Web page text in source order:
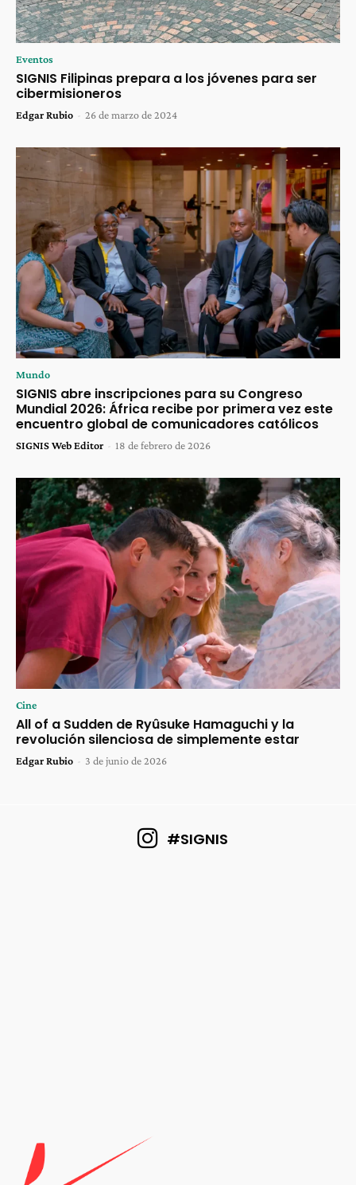
Eventos
SIGNIS Filipinas prepara a los jóvenes para ser
cibermisioneros
Edgar Rubio - 26 de marzo de 2024
Mundo
SIGNIS abre inscripciones para su Congreso
Mundial 2026: África recibe por primera vez este
encuentro global de comunicadores católicos
SIGNIS Web Editor - 18 de febrero de 2026
Cine
All of a Sudden de Ryûsuke Hamaguchi y la
revolución silenciosa de simplemente estar
Edgar Rubio - 3 de junio de 2026
#SIGNIS